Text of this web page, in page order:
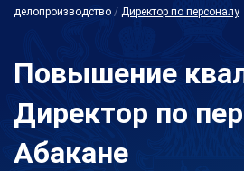
делопроизводство / Директор по персоналу
Повышение
Директор по
Абакане